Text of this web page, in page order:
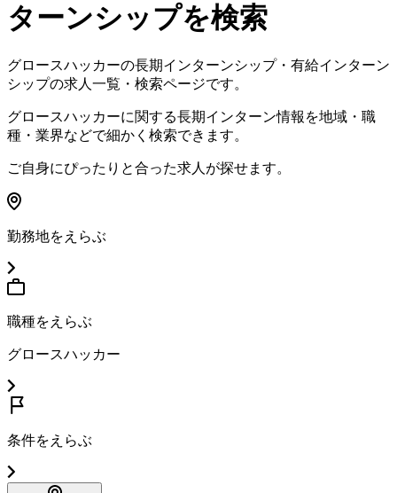
ターンシップを検索
グロースハッカーの長期インターンシップ・有給インターン
シップの求人一覧・検索ページです。
グロースハッカーに関する長期インターン情報を地域・職
種・業界などで細かく検索できます。
ご自身にぴったりと合った求人が探せます。
勤務地をえらぶ
職種をえらぶ
グロースハッカー
条件をえらぶ